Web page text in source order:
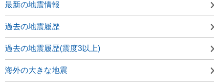
最新の地震情報
過去の地震履歴
過去の地震履歴(震度3以上)
海外の大きな地震